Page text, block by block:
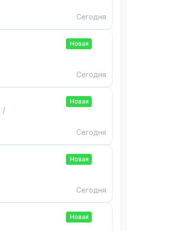
Сегодня
Новая
Сегодня
/
Новая
Сегодня
Новая
Сегодня
Новая